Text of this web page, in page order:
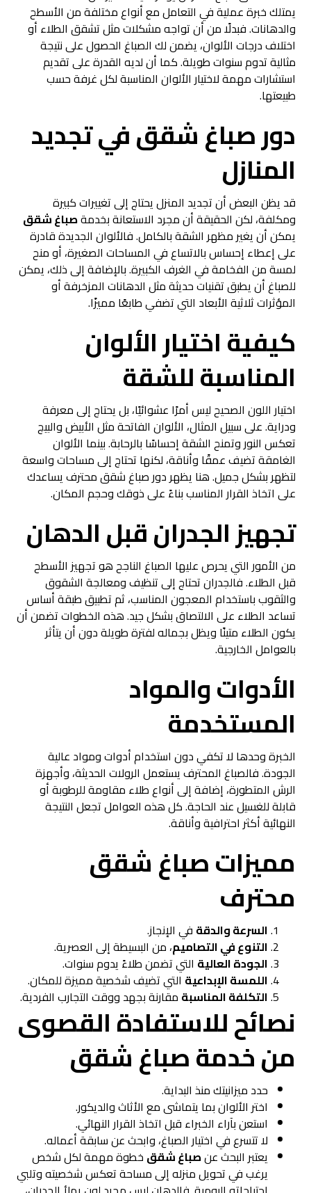
يمتلك خبرة عملية في التعامل مع أنواع مختلفة من الأسطح
والدهانات. فبدلًا من أن تواجه مشكلات مثل تشقق الطلاء أو
اختلاف درجات الألوان، يضمن لك الصباغ الحصول على نتيجة
مثالية تدوم سنوات طويلة. كما أن لديه القدرة على تقديم
استشارات مهمة لاختيار الألوان المناسبة لكل غرفة حسب
طبيعتها.
دورصباغ شققفي تجديد
المنازل
قد يظن البعض أن تجديد المنزل يحتاج إلى تغييرات كبيرة
ومكلفة، لكن الحقيقة أن مجرد الاستعانة بخدمةصباغ شقق
يمكن أن يغير مظهر الشقة بالكامل. فالألوان الجديدة قادرة
على إعطاء إحساس بالاتساع في المساحات الصغيرة، أو منح
لمسة من الفخامة في الغرف الكبيرة. بالإضافة إلى ذلك، يمكن
للصباغ أن يطبق تقنيات حديثة مثل الدهانات المزخرفة أو
المؤثرات ثلاثية الأبعاد التي تضفي طابعًا مميزًا.
كيفية اختيار الألوان
المناسبة للشقة
اختيار اللون الصحيح ليس أمرًا عشوائيًا، بل يحتاج إلى معرفة
ودراية. على سبيل المثال، الألوان الفاتحة مثل الأبيض والبيج
تعكس النور وتمنح الشقة إحساسًا بالرحابة. بينما الألوان
الغامقة تضيف عمقًا وأناقة، لكنها تحتاج إلى مساحات واسعة
لتظهر بشكل جميل. هنا يظهر دور صباغ شقق محترف يساعدك
على اتخاذ القرار المناسب بناءً على ذوقك وحجم المكان.
تجهيز الجدران قبل الدهان
من الأمور التي يحرص عليها الصباغ الناجح هو تجهيز الأسطح
قبل الطلاء. فالجدران تحتاج إلى تنظيف ومعالجة الشقوق
والثقوب باستخدام المعجون المناسب، ثم تطبيق طبقة أساس
تساعد الطلاء على الالتصاق بشكل جيد. هذه الخطوات تضمن أن
يكون الطلاء متينًا ويظل بجماله لفترة طويلة دون أن يتأثر
بالعوامل الخارجية.
الأدوات والمواد
المستخدمة
الخبرة وحدها لا تكفي دون استخدام أدوات ومواد عالية
الجودة. فالصباغ المحترف يستعمل الرولات الحديثة، وأجهزة
الرش المتطورة، إضافة إلى أنواع طلاء مقاومة للرطوبة أو
قابلة للغسيل عند الحاجة. كل هذه العوامل تجعل النتيجة
النهائية أكثر احترافية وأناقة.
مميزاتصباغ شقق
محترف
السرعة والدقة في الإنجاز.
التنوع في التصاميم، من البسيطة إلى العصرية.
الجودة العالية التي تضمن طلاءً يدوم سنوات.
اللمسة الإبداعيةالتي تضيف شخصية مميزة للمكان.
التكلفة المناسبة مقارنة بجهد ووقت التجارب الفردية.
نصائح للاستفادة القصوى
من خدمة صباغ شقق
حدد ميزانيتك منذ البداية.
اختر الألوان بما يتماشى مع الأثاث والديكور.
استعن بآراء الخبراء قبل اتخاذ القرار النهائي.
لا تتسرع في اختيار الصباغ، وابحث عن سابقة أعماله.
يعتبر البحث عنصباغ شقق خطوة مهمة لكل شخص
يرغب في تحويل منزله إلى مساحة تعكس شخصيته وتلبي